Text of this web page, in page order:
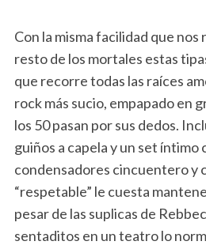
Con la misma facilidad que
resto de los mortales estas
que recorre todas las raíces
rock más sucio, empapado en
los 50 pasan por sus dedos.
guiños a capela y un set íntimo
condensadores cincuentero y
“respetable” le cuesta
pesar de las suplicas de
sentaditos en un teatro lo